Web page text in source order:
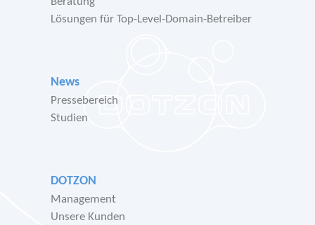
Lösungen für Top-Level-Domain-Betreiber
News
Pressebereich
Studien
DOTZON
Management
Unsere Kunden